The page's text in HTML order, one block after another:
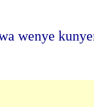
wenye